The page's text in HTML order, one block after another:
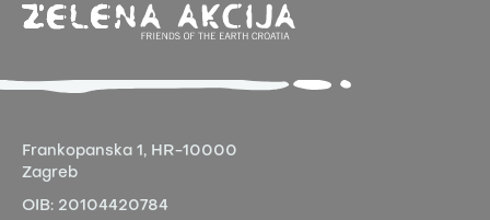
Frankopanska 1, HR-10000
Zagreb
OIB: 20104420784